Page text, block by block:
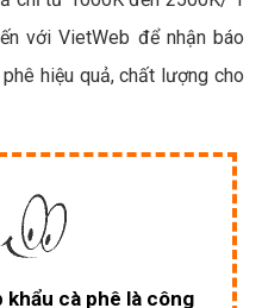
với VietWeb để nhận báo
hiệu quả, chất lượng cho
cà phê là công